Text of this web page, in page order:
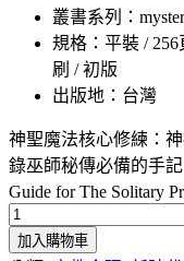
叢書系列：
規格：平裝 / 256
刷 / 初版
出版地：台灣
神聖魔法核心修練：
錄巫師秘傳必備的手
Guide for The Solitary
加入購物車